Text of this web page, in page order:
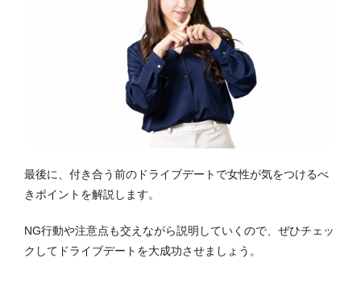
最後に、付き合う前のドライブデートで女性が気をつけるべ
きポイントを解説します。
NG行動や注意点も交えながら説明していくので、ぜひチェッ
クしてドライブデートを大成功させましょう。